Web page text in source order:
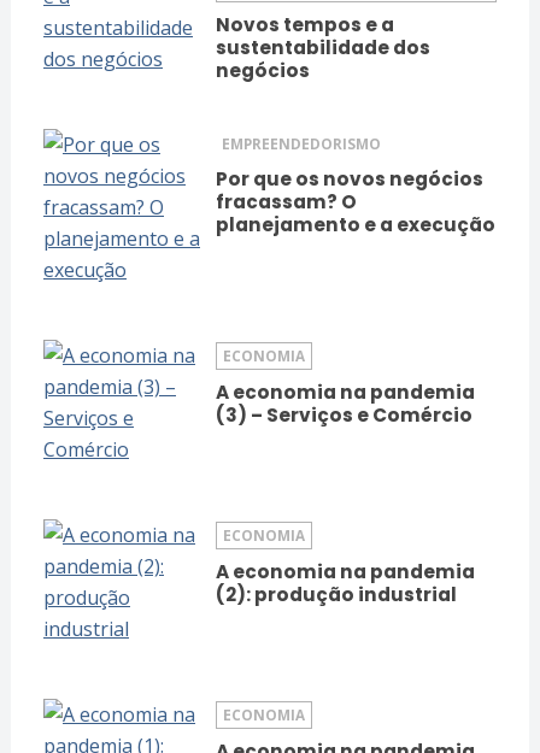
Novos tempos e a
sustentabilidade dos
negócios
EMPREENDEDORISMO
Por que os novos negócios
fracassam? O
planejamento e a execução
ECONOMIA
A economia na pandemia
(3) – Serviços e Comércio
ECONOMIA
A economia na pandemia
(2): produção industrial
ECONOMIA